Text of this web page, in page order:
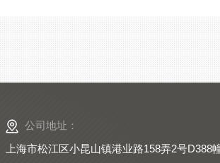
公司地址：
上海市松江区小昆山镇港业路158弄2号D388